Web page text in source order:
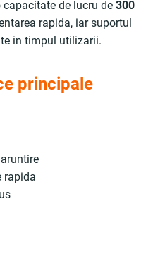
capacitate de lucru de 300
rapida, iar suportul
in timpul utilizarii.
principale
rapida